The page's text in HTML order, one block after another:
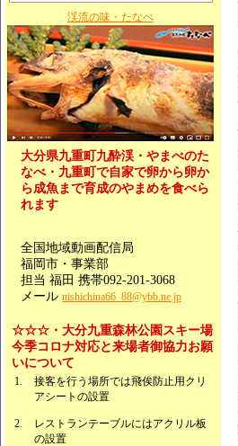
渓流の味・たなべ
大分県九重町九酔渓・やまべのた
なべ・九重町で自家で卵から卵か
ら成魚まで育成のやまめを食べら
れます
全国地域動画配信局
福岡市・事業部
担当 福田 携帯092-201-3068
メール nishichina66_88@ybb.ne.jp
☆☆☆・大分九重森林公園スキー場
今季コロナ対応と来場者御協力お願
いについて
接客を行う場所では飛俟防止用クリ
アシートの設置
レストランテーブルにはアクリル板
の設置